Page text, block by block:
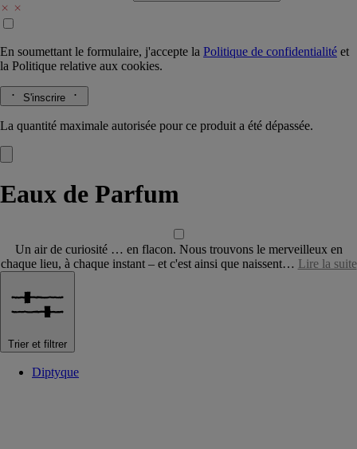
En soumettant le formulaire, j'accepte la Politique de confidentialité et
la Politique relative aux cookies.
S'inscrire
La quantité maximale autorisée pour ce produit a été dépassée.
Eaux de Parfum
Un air de curiosité … en flacon. Nous trouvons le merveilleux en
chaque lieu, à chaque instant – et c'est ainsi que naissent… Lire la suite
Trier et filtrer
Diptyque